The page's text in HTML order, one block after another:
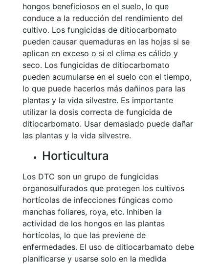
hongos beneficiosos en el suelo, lo que
conduce a la reducción del rendimiento del
cultivo. Los fungicidas de ditiocarbomato
pueden causar quemaduras en las hojas si se
aplican en exceso o si el clima es cálido y
seco. Los fungicidas de ditiocarbomato
pueden acumularse en el suelo con el tiempo,
lo que puede hacerlos más dañinos para las
plantas y la vida silvestre. Es importante
utilizar la dosis correcta de fungicida de
ditiocarbomato. Usar demasiado puede dañar
las plantas y la vida silvestre.
Horticultura
Los DTC son un grupo de fungicidas
organosulfurados que protegen los cultivos
hortícolas de infecciones fúngicas como
manchas foliares, roya, etc. Inhiben la
actividad de los hongos en las plantas
hortícolas, lo que las previene de
enfermedades. El uso de ditiocarbamato debe
planificarse y usarse solo en la medida